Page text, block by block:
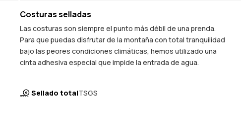
Costuras selladas
Las costuras son siempre el punto más débil de una prenda.
Para que puedas disfrutar de la montaña con total tranquilidad
bajo las peores condiciones climáticas, hemos utilizado una
cinta adhesiva especial que impide la entrada de agua.
Sellado totalTSGS